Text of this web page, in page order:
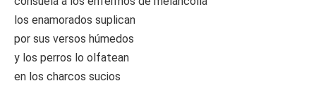
los enamorados suplican
por sus versos húmedos
y los perros lo olfatean
en los charcos sucios